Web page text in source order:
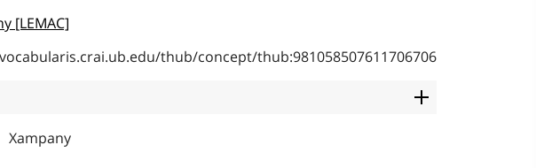
[LEMAC]
thub/concept/thub:981058507611706706
Xampany